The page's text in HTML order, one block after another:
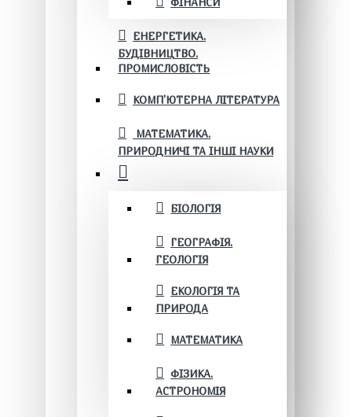
ЕНЕРГЕТИКА.
БУДІВНИЦТВО.
ПРОМИСЛОВІСТЬ
КОМП'ЮТЕРНА ЛІТЕРАТУРА
МАТЕМАТИКА.
ПРИРОДНИЧІ ТА ІНШІ НАУКИ
БІОЛОГІЯ
ГЕОГРАФІЯ.
ГЕОЛОГІЯ
ЕКОЛОГІЯ ТА
ПРИРОДА
МАТЕМАТИКА
ФІЗИКА.
АСТРОНОМІЯ